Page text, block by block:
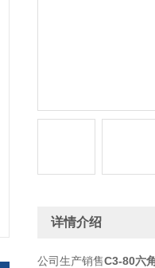
详情介绍
公司生产销售C3-80六